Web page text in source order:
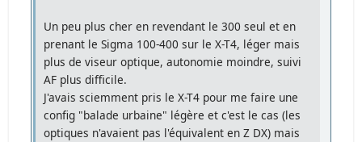
Un peu plus cher en revendant le 300 seul et en
prenant le Sigma 100-400 sur le X-T4, léger mais
plus de viseur optique, autonomie moindre, suivi
AF plus difficile.
J'avais sciemment pris le X-T4 pour me faire une
config "balade urbaine" légère et c'est le cas (les
optiques n'avaient pas l'équivalent en Z DX) mais